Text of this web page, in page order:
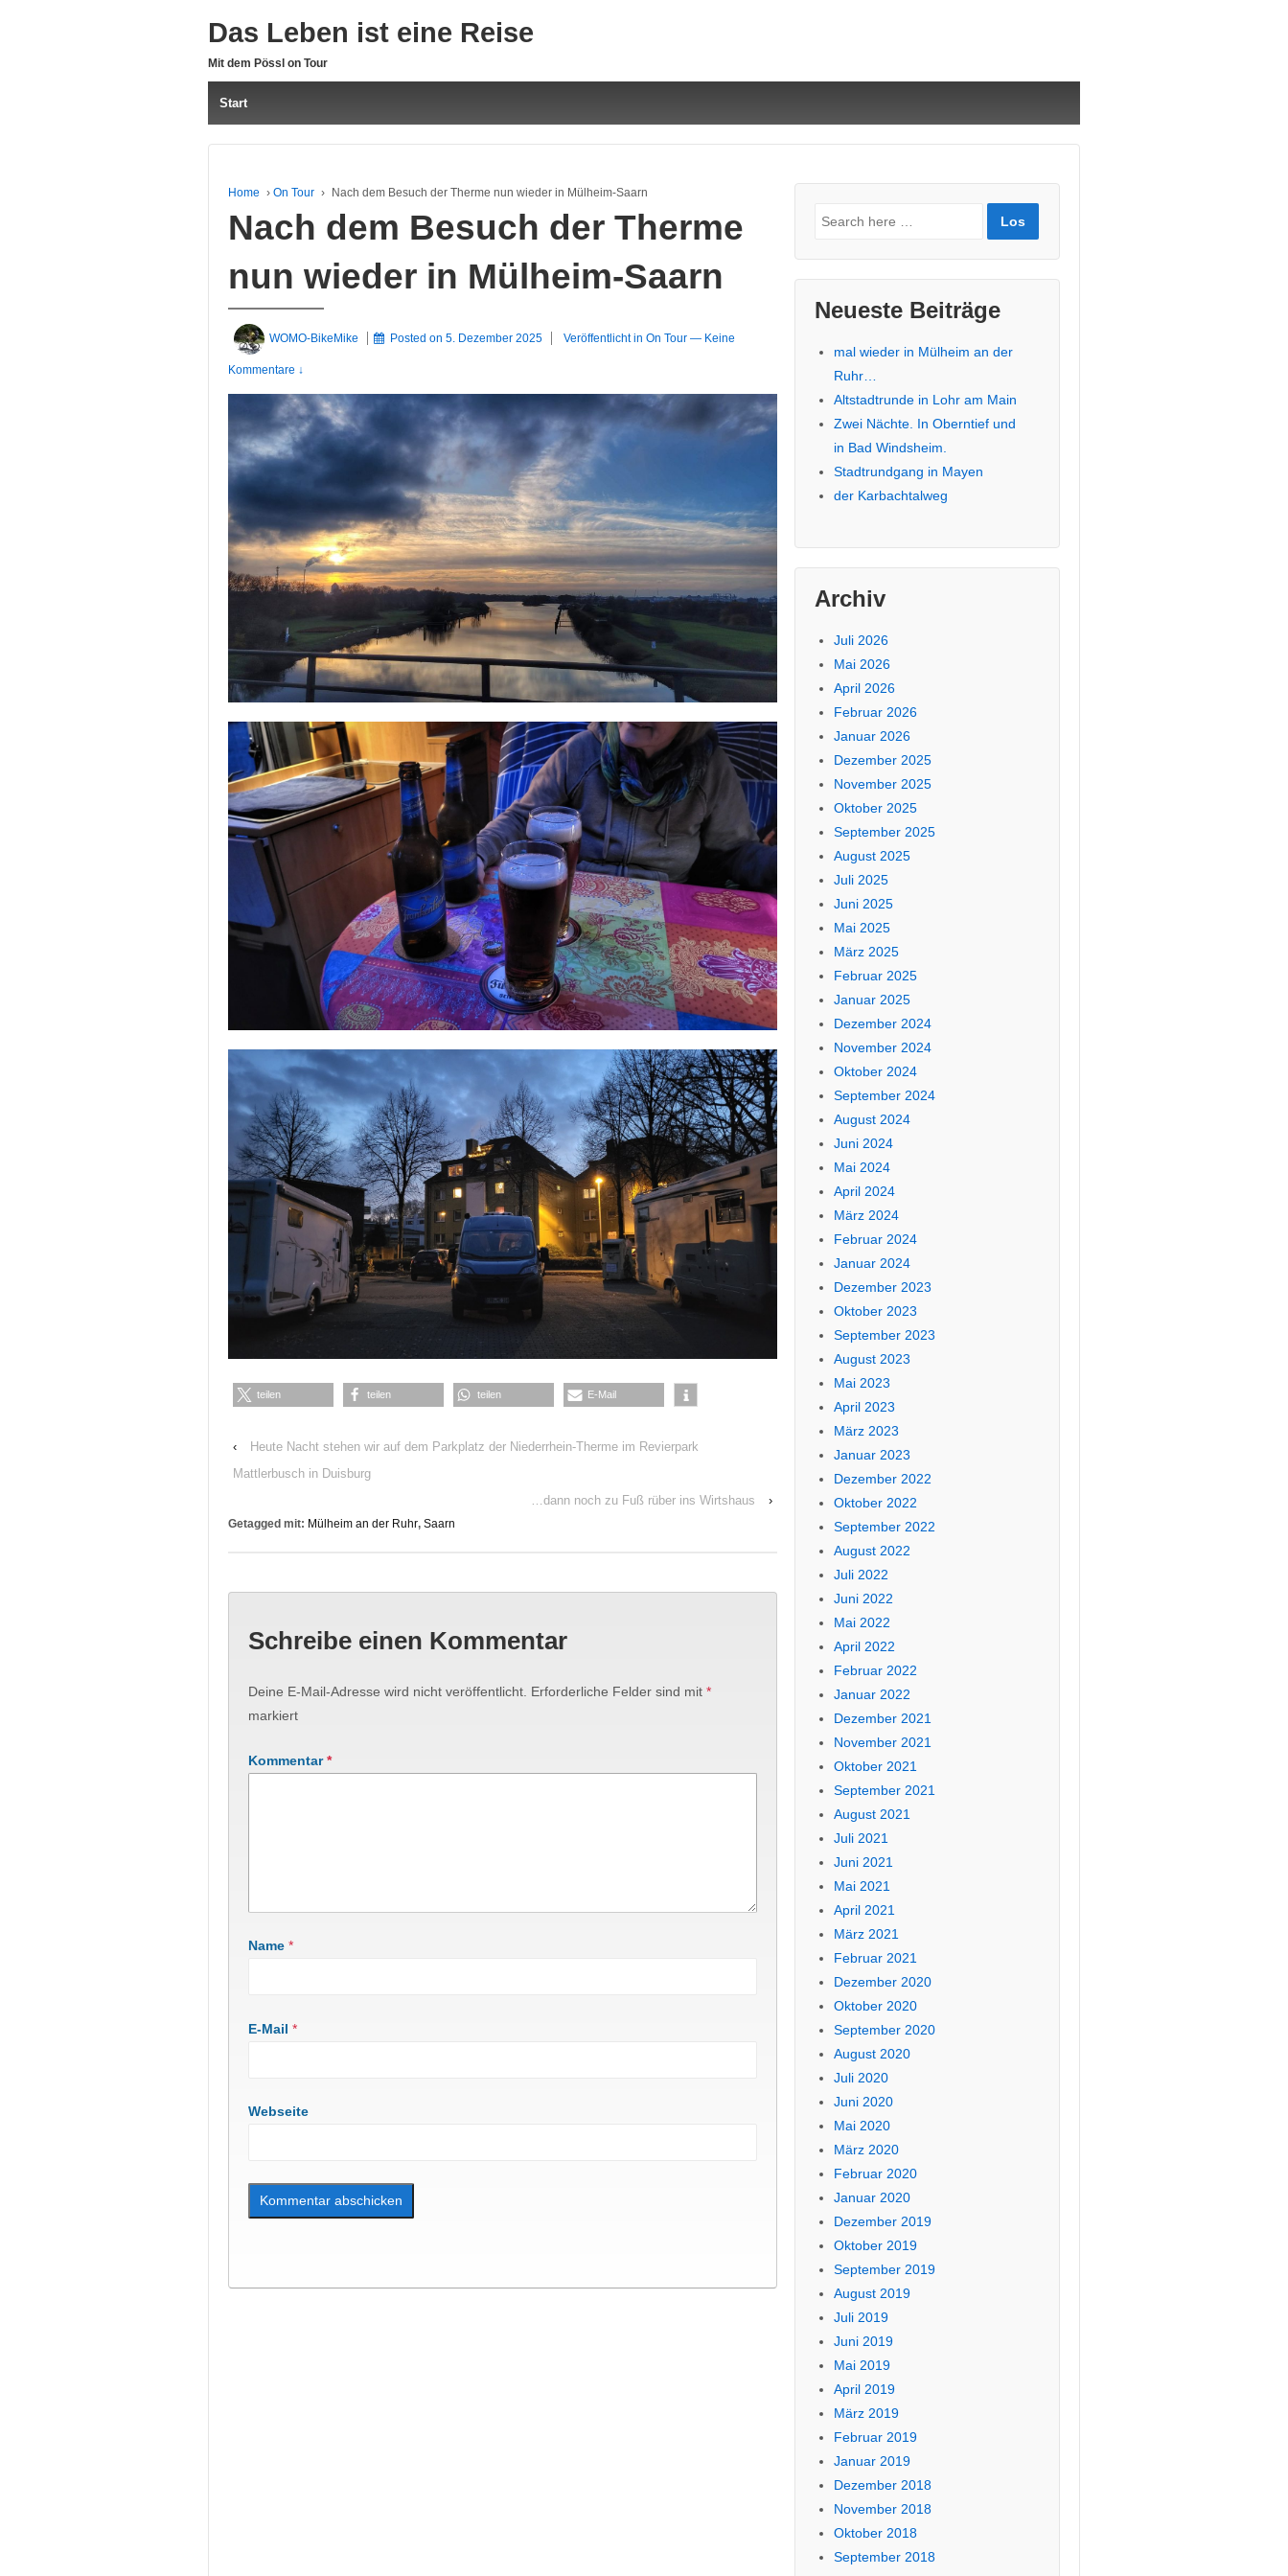
Das Leben ist eine Reise
Mit dem Pössl on Tour
Start
Home › On Tour › Nach dem Besuch der Therme nun wieder in Mülheim-Saarn
Nach dem Besuch der Therme
nun wieder in Mülheim-Saarn
WOMO-BikeMike Posted on5. Dezember 2025 Veröffentlicht inOn Tour — Keine
Kommentare ↓
teilen teilen teilen E-Mail
‹
Heute Nacht stehen wir auf dem Parkplatz der Niederrhein-Therme im Revierpark
Mattlerbusch in Duisburg
…dann noch zu Fuß rüber ins Wirtshaus
›
Getagged mit: Mülheim an der Ruhr, Saarn
Schreibe einen Kommentar
Deine E-Mail-Adresse wird nicht veröffentlicht. Erforderliche Felder sind mit *
markiert
Kommentar*
Name *
E-Mail *
Webseite
Suche
Neueste Beiträge
mal wieder in Mülheim an der
Ruhr…
Altstadtrunde in Lohr am Main
Zwei Nächte. In Oberntief und
in Bad Windsheim.
Stadtrundgang in Mayen
der Karbachtalweg
Archiv
Juli 2026
Mai 2026
April 2026
Februar 2026
Januar 2026
Dezember 2025
November 2025
Oktober 2025
September 2025
August 2025
Juli 2025
Juni 2025
Mai 2025
März 2025
Februar 2025
Januar 2025
Dezember 2024
November 2024
Oktober 2024
September 2024
August 2024
Juni 2024
Mai 2024
April 2024
März 2024
Februar 2024
Januar 2024
Dezember 2023
Oktober 2023
September 2023
August 2023
Mai 2023
April 2023
März 2023
Januar 2023
Dezember 2022
Oktober 2022
September 2022
August 2022
Juli 2022
Juni 2022
Mai 2022
April 2022
Februar 2022
Januar 2022
Dezember 2021
November 2021
Oktober 2021
September 2021
August 2021
Juli 2021
Juni 2021
Mai 2021
April 2021
März 2021
Februar 2021
Dezember 2020
Oktober 2020
September 2020
August 2020
Juli 2020
Juni 2020
Mai 2020
März 2020
Februar 2020
Januar 2020
Dezember 2019
Oktober 2019
September 2019
August 2019
Juli 2019
Juni 2019
Mai 2019
April 2019
März 2019
Februar 2019
Januar 2019
Dezember 2018
November 2018
Oktober 2018
September 2018